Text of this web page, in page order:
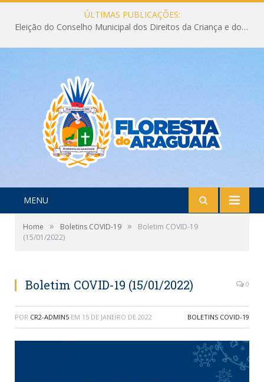
ÚLTIMAS PUBLICAÇÕES:
Eleição do Conselho Municipal dos Direitos da Criança e do Adolescente CMDCA 2026
MENU
Home » Boletins COVID-19 »
Boletim COVID-19
(15/01/2022)
Boletim COVID-19 (15/01/2022) 0
POR CR2-ADMIN5 EM 15 DE JANEIRO DE 2022 BOLETINS COVID-19